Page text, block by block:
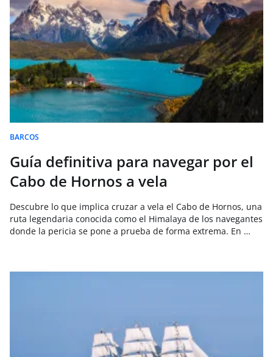
BARCOS
Guía definitiva para navegar por el
Cabo de Hornos a vela
Descubre lo que implica cruzar a vela el Cabo de Hornos, una
ruta legendaria conocida como el Himalaya de los navegantes
donde la pericia se pone a prueba de forma extrema. En …